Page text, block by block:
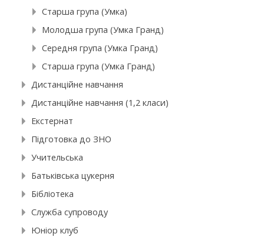
Старша група (Умка)
Молодша група (Умка Гранд)
Середня група (Умка Гранд)
Старша група (Умка Гранд)
Дистанційне навчання
Дистанційне навчання (1,2 класи)
Екстернат
Підготовка до ЗНО
Учительська
Батьківська цукерня
Бібліотека
Служба супроводу
Юніор клуб